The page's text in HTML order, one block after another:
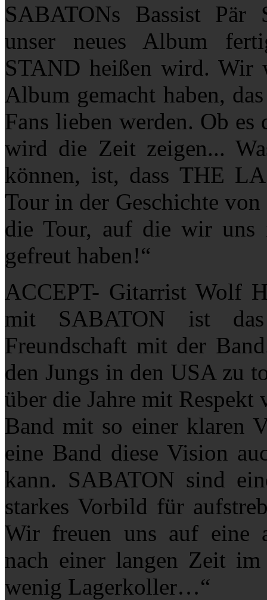
SABATONs Bassist Pär
unser neues Album
STAND heißen wird. Wir
Album gemacht haben,
Fans lieben werden. Ob es
wird die Zeit zeigen...
können, ist, dass THE
Tour in der Geschichte
die Tour, auf die wir uns
gefreut haben!“
ACCEPT- Gitarrist Wolf
mit SABATON ist
Freundschaft mit der
den Jungs in den USA zu
über die Jahre mit
Band mit so einer klaren
eine Band diese Vision
kann. SABATON sind
starkes Vorbild für
Wir freuen uns auf eine
nach einer langen Zeit
wenig Lagerkoller…“